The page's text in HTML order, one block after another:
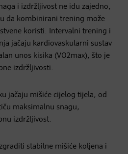
i izdržljivost ne idu zajedno,
da kombinirani trening može
koristi. Intervalni trening i
jačaju kardiovaskularni sustav
unos kisika (VO2max), što je
izdržljivosti.
jačaju mišiće cijelog tijela, od
maksimalnu snagu,
izdržljivost.
stabilne mišiće koljena i